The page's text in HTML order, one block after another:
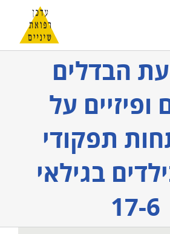
הבדלים
ופיזיים על
תפקודי
בגילאי
17-6